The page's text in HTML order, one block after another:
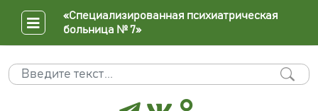
Поиск
«Специализированная психиатрическая
больница № 7»